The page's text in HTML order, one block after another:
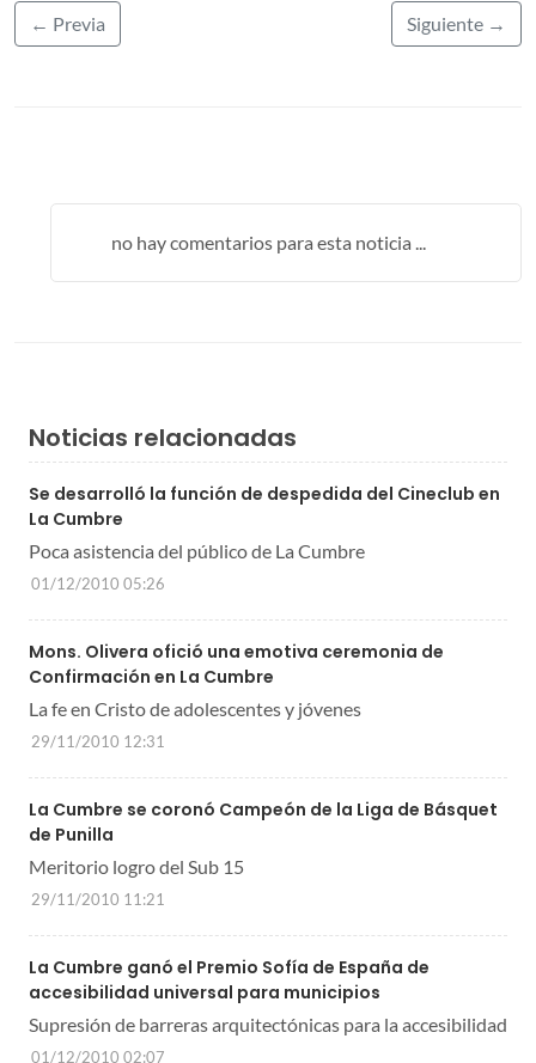
← Previa Siguiente →
no hay comentarios para esta noticia ...
Noticias relacionadas
Se desarrolló la función de despedida‏ del Cineclub en
La Cumbre
Poca asistencia del público de La Cumbre
01/12/2010 05:26
Mons. Olivera ofició una emotiva ceremonia de
Confirmación en La Cumbre
La fe en Cristo de adolescentes y jóvenes
29/11/2010 12:31
La Cumbre se coronó Campeón de la Liga de Básquet
de Punilla
Meritorio logro del Sub 15
29/11/2010 11:21
La Cumbre ganó el Premio Sofía de España de
accesibilidad universal para municipios
Supresión de barreras arquitectónicas para la accesibilidad
01/12/2010 02:07